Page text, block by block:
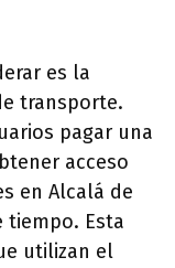
es la
transporte.
pagar una
acceso
en Alcalá de
tiempo. Esta
utilizan el